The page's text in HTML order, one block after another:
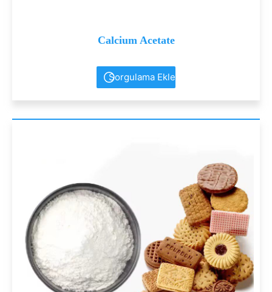
Calcium Acetate
Sorgulama Ekle